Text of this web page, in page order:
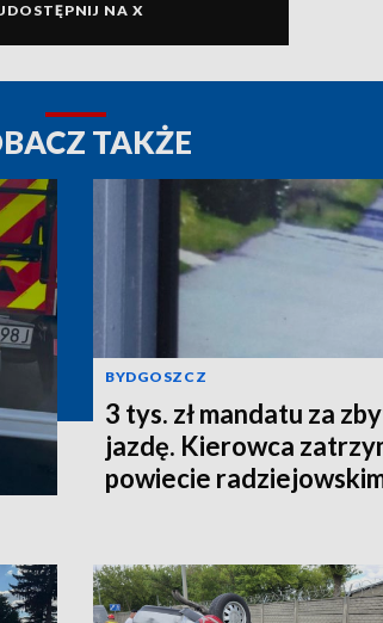
NA X
TAKŻE
BYDGOSZCZ
3 tys. zł mandatu za
jazdę. Kierowca
powiecie